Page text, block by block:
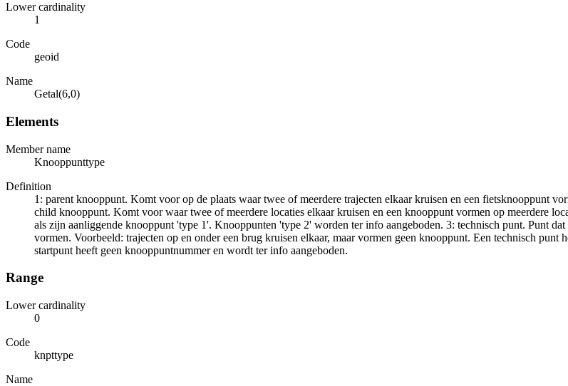
Lower cardinality
1
Code
geoid
Name
Getal(6,0)
Elements
Member name
Knooppunttype
Definition
1: parent knooppunt. Komt voor op de plaats waar twee of meerdere trajecten elkaar kruisen en een fietsknooppunt
child knooppunt. Komt voor waar twee of meerdere locaties elkaar kruisen en een knooppunt vormen op meerdere
als zijn aanliggende knooppunt 'type 1'. Knooppunten 'type 2' worden ter info aangeboden. 3: technisch punt. Punt
vormen. Voorbeeld: trajecten op en onder een brug kruisen elkaar, maar vormen geen knooppunt. Een technisch
startpunt heeft geen knooppuntnummer en wordt ter info aangeboden.
Range
Lower cardinality
0
Code
knpttype
Name